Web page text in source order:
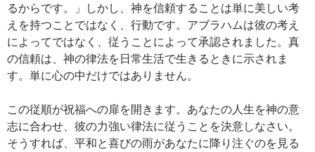
るからです。」しかし、神を信頼することは単に美しい考
えを持つことではなく、行動です。アブラハムは彼の考え
によってではなく、従うことによって承認されました。真
の信頼は、神の律法を日常生活で生きるときに示されま
す。単に心の中だけではありません。
この従順が祝福への扉を開きます。あなたの人生を神の意
志に合わせ、彼の力強い律法に従うことを決意しなさい。
そうすれば、平和と喜びの雨があなたに降り注ぐのを見る